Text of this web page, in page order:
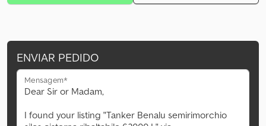
ENVIAR PEDIDO
Mensagem*